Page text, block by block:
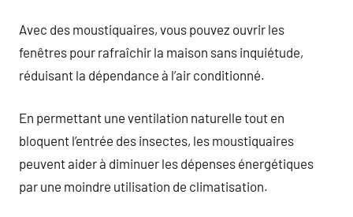
Avec des moustiquaires, vous pouvez ouvrir les
fenêtres pour rafraîchir la maison sans inquiétude,
réduisant la dépendance à l’air conditionné.
En permettant une ventilation naturelle tout en
bloquent l’entrée des insectes, les moustiquaires
peuvent aider à diminuer les dépenses énergétiques
par une moindre utilisation de climatisation.